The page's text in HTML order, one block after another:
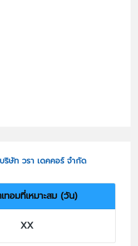
ริษัท วรา เดคคอร์ จำกัด
ทอมที่เหมาะสม (วัน)
XX